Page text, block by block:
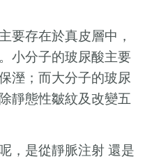
要存在於真皮層中，
小分子的玻尿酸主要
溼；而大分子的玻尿
靜態性皺紋及改變五
，是從靜脈注射 還是